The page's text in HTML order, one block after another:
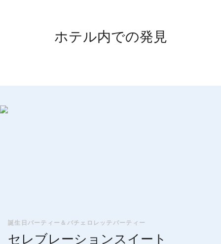
ホテル内での発見
誕生日パーティー＆バチェロレッテパーティー
セレブレーションスイート